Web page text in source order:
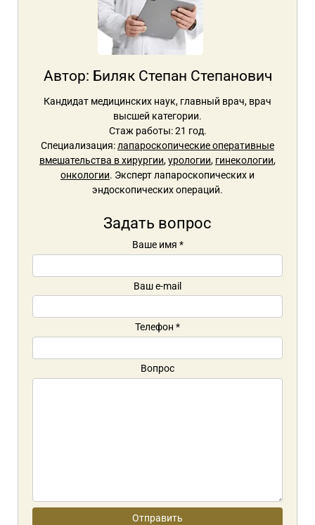
Автор: Биляк Степан Степанович
Кандидат медицинских наук, главный врач, врач
высшей категории.
Стаж работы: 21 год.
Специализация:лапароскопические оперативные
вмешательства в хирургии,урологии, гинекологии,
онкологии. Эксперт лапароскопических и
эндоскопических операций.
Задать вопрос
Ваше имя *
Ваш e-mail
Телефон *
Вопрос